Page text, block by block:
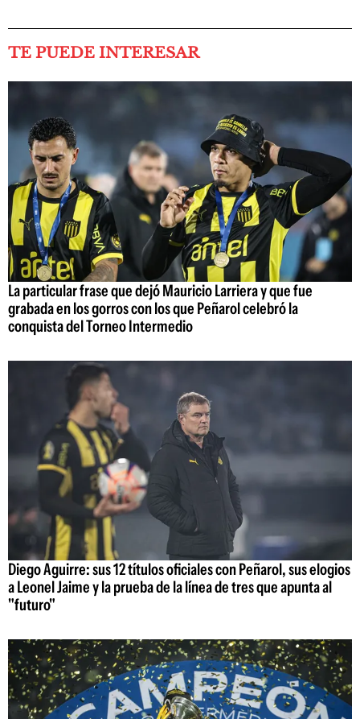
TE PUEDE INTERESAR
La particular frase que dejó Mauricio Larriera y que fue
grabada en los gorros con los que Peñarol celebró la
conquista del Torneo Intermedio
Diego Aguirre: sus 12 títulos oficiales con Peñarol, sus elogios
a Leonel Jaime y la prueba de la línea de tres que apunta al
"futuro"